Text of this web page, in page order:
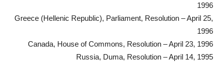
1996
Greece (Hellenic Republic), Parliament, Resolution – April 25,
1996
Canada, House of Commons, Resolution – April 23, 1996
Russia, Duma, Resolution – April 14, 1995